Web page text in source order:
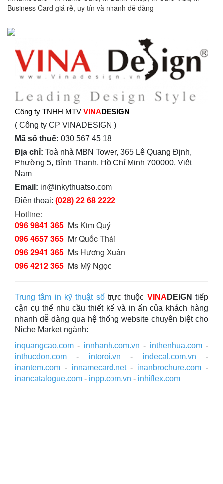
Business Card giá rẻ, uy tín và nhanh dễ dàng
Công ty TNHH MTV VINADESIGN
( Công ty CP VINADESIGN )
Mã số thuế: 030 567 45 18
Địa chỉ: Toà nhà MBN Tower, 365 Lê Quang Định,
Phường 5, Bình Thạnh, Hồ Chí Minh 700000, Việt
Nam
Email: in@inkythuatso.com
Điện thoại: (028) 22 68 2222
Hotline:
096 9841 365 Ms Kim Quý
096 4657 365 Mr Quốc Thái
096 2941 365 Ms Hương Xuân
096 4212 365 Ms Mỹ Ngọc
Trung tâm in kỹ thuật sốtrực thuộc VINA DEIGN tiếp
cận cụ thể nhu cầu thiết kế và in ấn của khách hàng
nhanh dễ dàng qua hệ thống website chuyên biệt cho
Niche Market ngành:
inquangcao.com - innhanh.com.vn - inthenhua.com-
inthucdon.com - intoroi.vn - indecal.com.vn -
inantem.com - innamecard.net- inanbrochure.com -
inancatalogue.com - inpp.com.vn - inhiflex.com